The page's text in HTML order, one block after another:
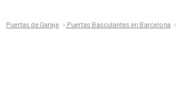
Puertas de Garaje Puertas Basculantes en Barcelona